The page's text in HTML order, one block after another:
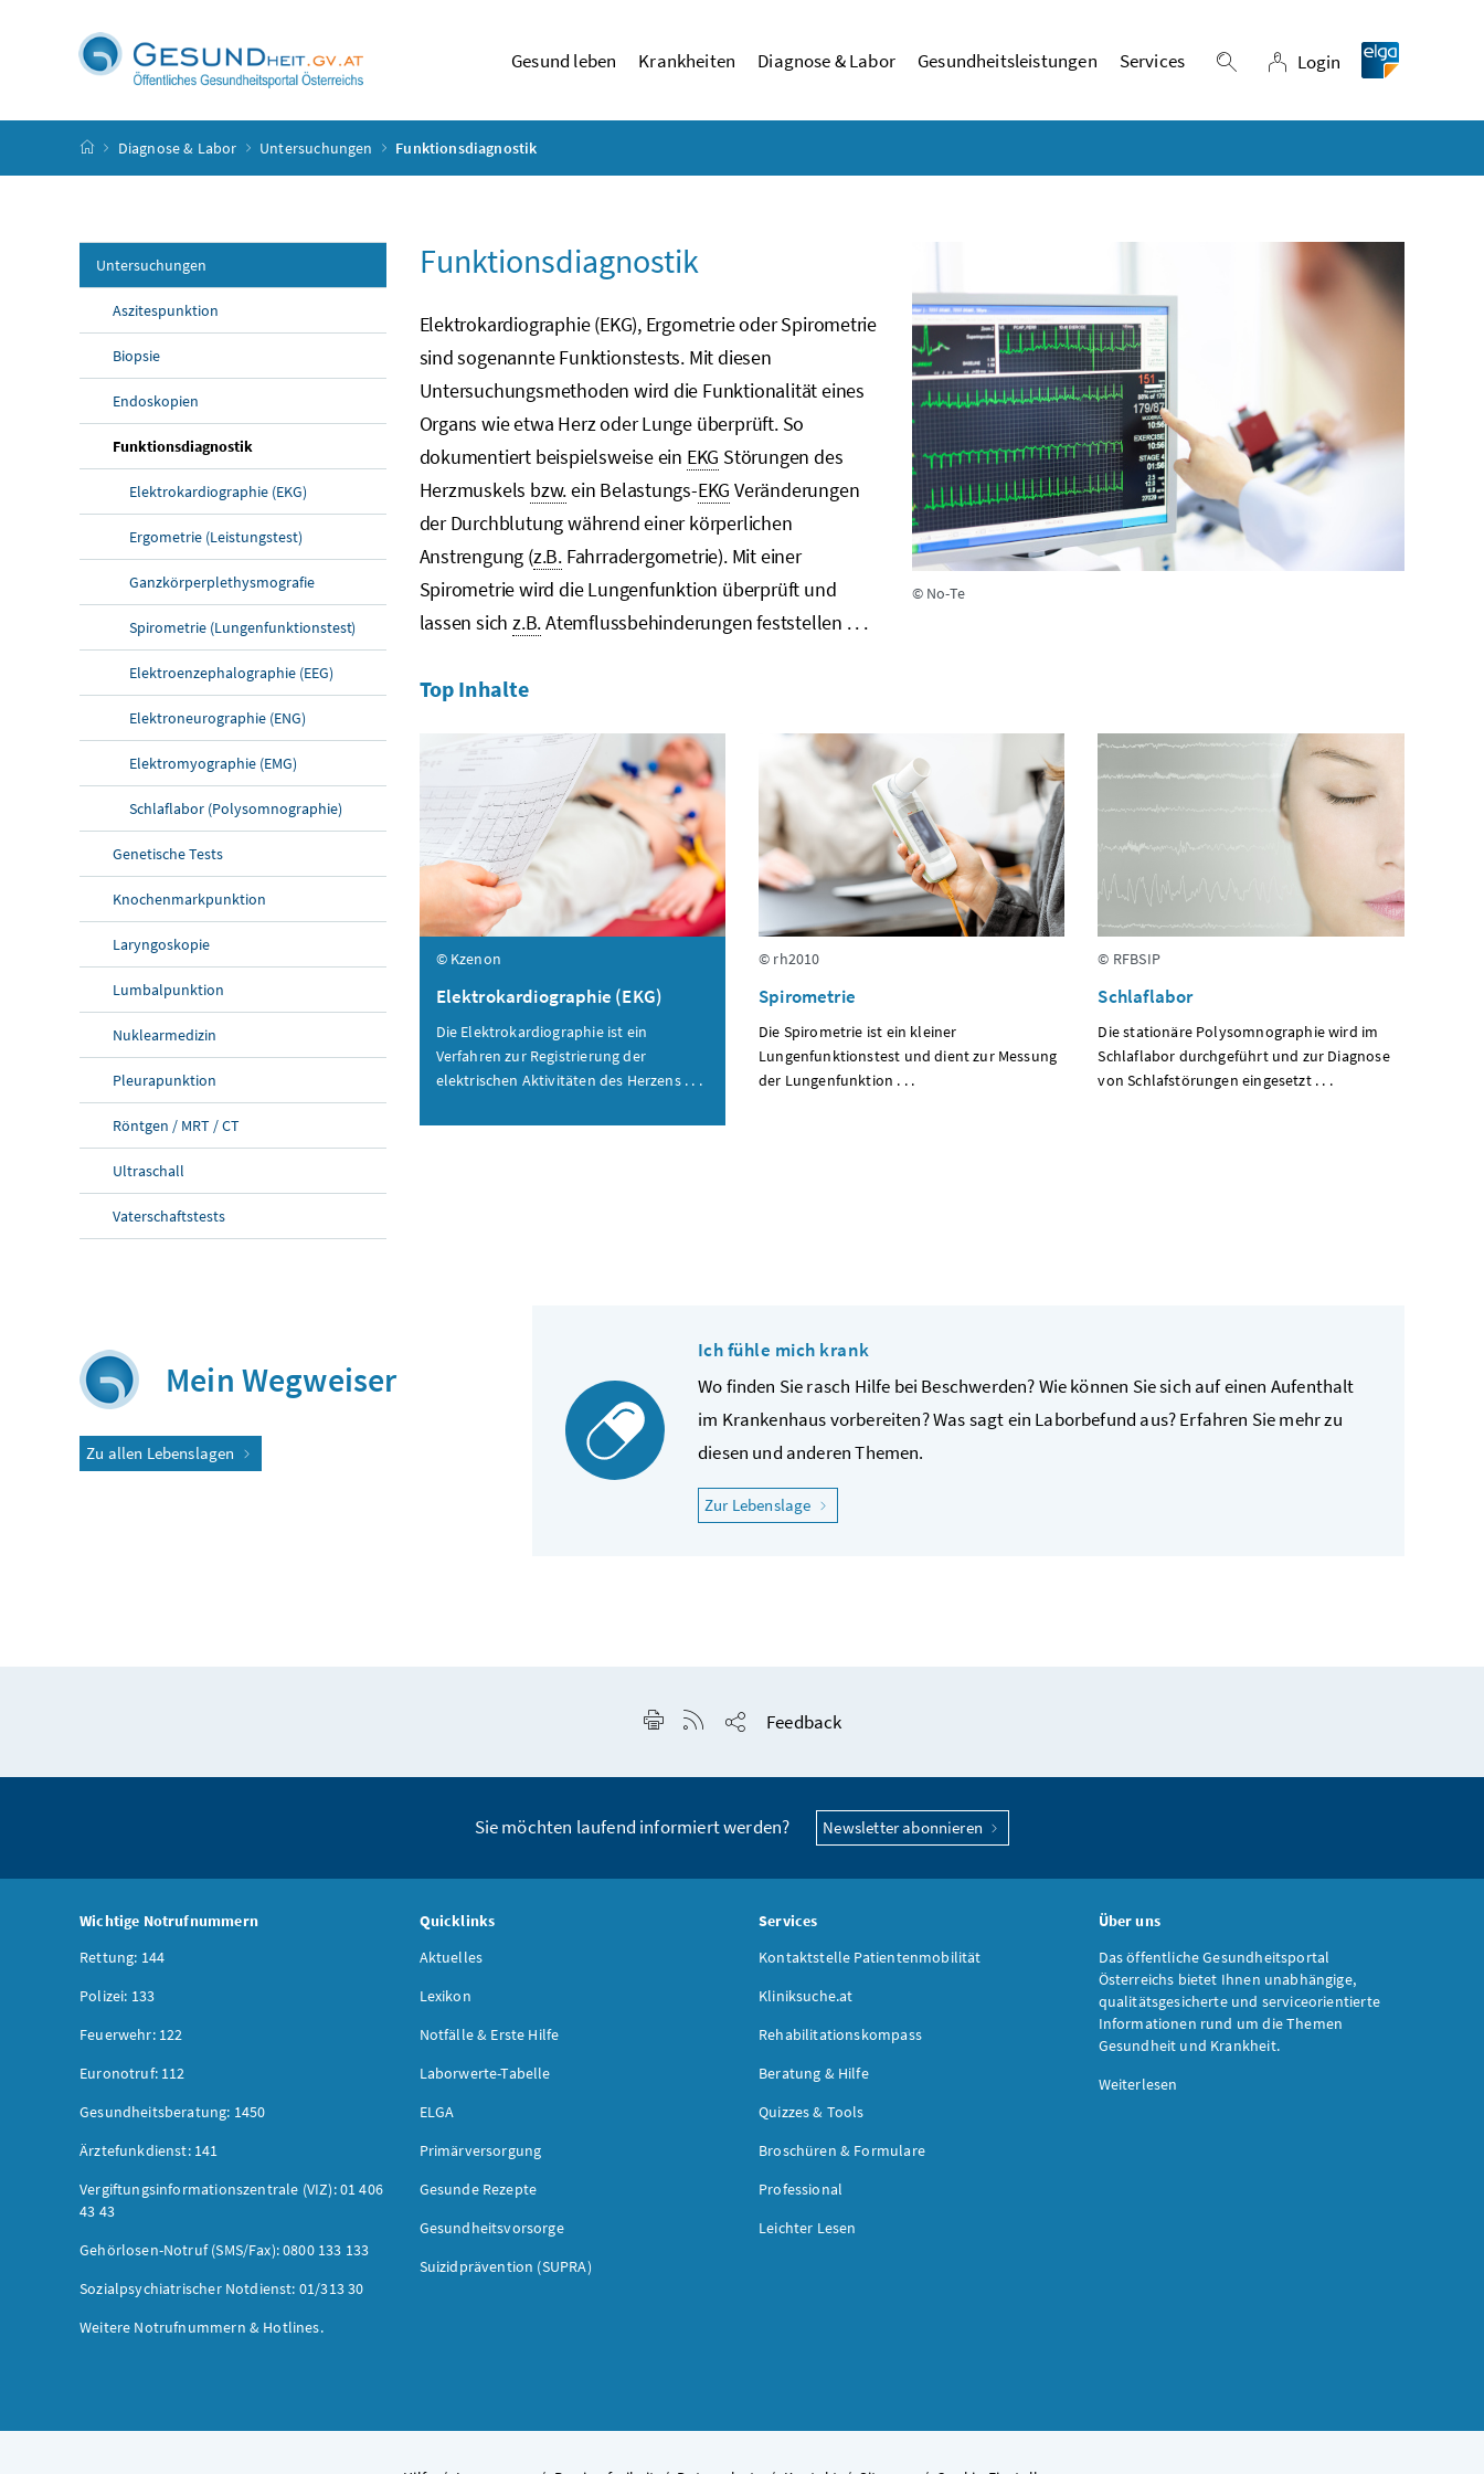
Gesund leben Krankheiten Diagnose & Labor Gesundheitsleistungen Services Suche einblenden
Login
Login
Startseite
Diagnose & Labor Untersuchungen Funktionsdiagnostik
Untersuchungen
Aszitespunktion
Biopsie
Endoskopien
Funktionsdiagnostik
Elektrokardiographie (EKG)
Ergometrie (Leistungstest)
Ganzkörperplethysmografie
Spirometrie (Lungenfunktionstest)
Elektroenzephalographie (EEG)
Elektroneurographie (ENG)
Elektromyographie (EMG)
Schlaflabor (Polysomnographie)
Genetische Tests
Knochenmarkpunktion
Laryngoskopie
Lumbalpunktion
Nuklearmedizin
Pleurapunktion
Röntgen / MRT / CT
Ultraschall
Vaterschaftstests
© No-Te
Funktionsdiagnostik
Elektrokardiographie (EKG), Ergometrie oder Spirometrie
sind sogenannte Funktionstests. Mit diesen
Untersuchungsmethoden wird die Funktionalität eines
Organs wie etwa Herz oder Lunge überprüft. So
dokumentiert beispielsweise ein EKG Störungen des
Herzmuskels bzw.ein Belastungs-EKG Veränderungen
der Durchblutung während einer körperlichen
Anstrengung (z.B.Fahrradergometrie). Mit einer
Spirometrie wird die Lungenfunktion überprüft und
lassen sichz.B.Atemflussbehinderungen feststellen . . .
Top Inhalte
© Kzenon
Elektrokardiographie (EKG)
Die Elektrokardiographie ist ein
Verfahren zur Registrierung der
elektrischen Aktivitäten des Herzens . . .
© rh2010
Spirometrie
Die Spirometrie ist ein kleiner
Lungenfunktionstest und dient zur Messung
der Lungenfunktion . . .
© RFBSIP
Schlaflabor
Die stationäre Polysomnographie wird im
Schlaflabor durchgeführt und zur Diagnose
von Schlafstörungen eingesetzt . . .
Mein Wegweiser
Zu allen Lebenslagen
Ich fühle mich krank
Wo finden Sie rasch Hilfe bei Beschwerden? Wie können Sie sich auf einen Aufenthalt
im Krankenhaus vorbereiten? Was sagt ein Laborbefund aus? Erfahren Sie mehr zu
diesen und anderen Themen.
Zur Lebenslage "Ich fühle mich krank"
Seite drucken
RSS-Feed anzeigen
Feedback
Sie möchten laufend informiert werden? Newsletter abonnieren
Wichtige Notrufnummern
Rettung: 144
Polizei: 133
Feuerwehr: 122
Euronotruf: 112
Gesundheitsberatung: 1450
Ärztefunkdienst: 141
Vergiftungsinformationszentrale (VIZ): 01 406
43 43
Gehörlosen-Notruf (SMS/Fax): 0800 133 133
Sozialpsychiatrischer Notdienst: 01/313 30
Weitere Notrufnummern & Hotlines.
Quicklinks
Aktuelles
Lexikon
Notfälle & Erste Hilfe
Laborwerte-Tabelle
ELGA
Primärversorgung
Gesunde Rezepte
Gesundheitsvorsorge
Suizidprävention (SUPRA)
Services
Kontaktstelle Patientenmobilität
Kliniksuche.at
Rehabilitationskompass
Beratung & Hilfe
Quizzes & Tools
Broschüren & Formulare
Professional
Leichter Lesen
Über uns
Das öffentliche Gesundheitsportal
Österreichs bietet Ihnen unabhängige,
qualitätsgesicherte und serviceorientierte
Informationen rund um die Themen
Gesundheit und Krankheit.
Weiterlesen